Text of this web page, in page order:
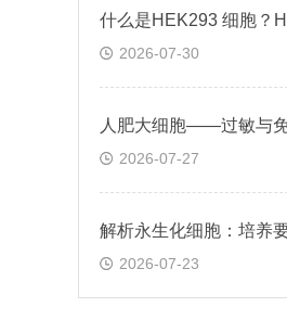
2026-07-30
2026-07-27
2026-07-23